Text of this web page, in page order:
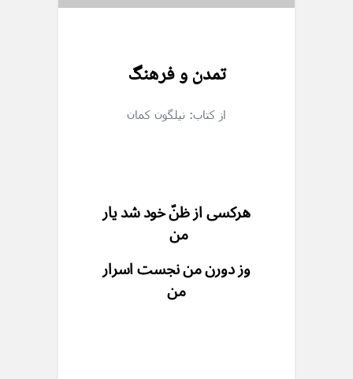
تمدن و فرهنگ
از کتاب: نیلگون کمان
هرکسی از ظنّ خود شد یار
من
وز دورن من نجست اسرار
من